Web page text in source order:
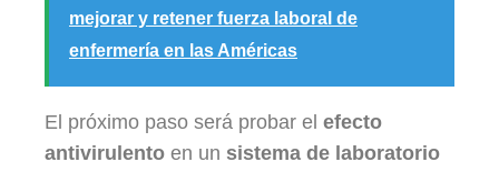
mejorar y retener fuerza laboral de
enfermería en las Américas
El próximo paso será probar el efecto
antivirulento en un sistema de laboratorio